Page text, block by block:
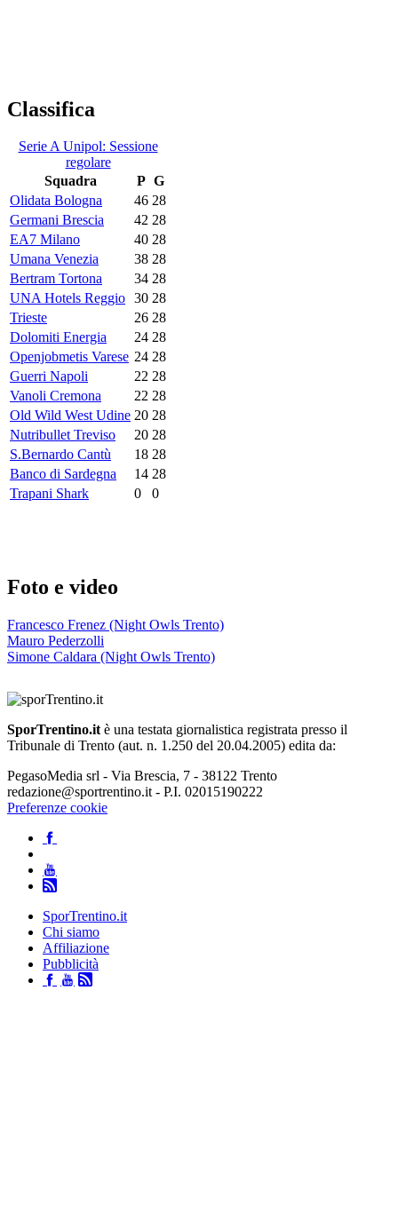
Classifica
Serie A Unipol: Sessione
regolare
Squadra
P G
Olidata Bologna
46 28
Germani Brescia
42 28
EA7 Milano
40 28
Umana Venezia
38 28
Bertram Tortona
34 28
UNA Hotels Reggio 30 28
Trieste
26 28
Dolomiti Energia
24 28
Openjobmetis Varese 24 28
Guerri Napoli
22 28
Vanoli Cremona
22 28
Old Wild West Udine 20 28
Nutribullet Treviso
20 28
S.Bernardo Cantù
18 28
Banco di Sardegna
14 28
Trapani Shark
0 0
Foto e video
Francesco Frenez (Night Owls Trento)
Mauro Pederzolli
Simone Caldara (Night Owls Trento)
SporTrentino.it è una testata giornalistica registrata presso il
Tribunale di Trento (aut. n. 1.250 del 20.04.2005) edita da:
PegasoMedia srl - Via Brescia, 7 - 38122 Trento
redazione@sportrentino.it - P.I. 02015190222
Preferenze cookie
SporTrentino.it
Chi siamo
Affiliazione
Pubblicità